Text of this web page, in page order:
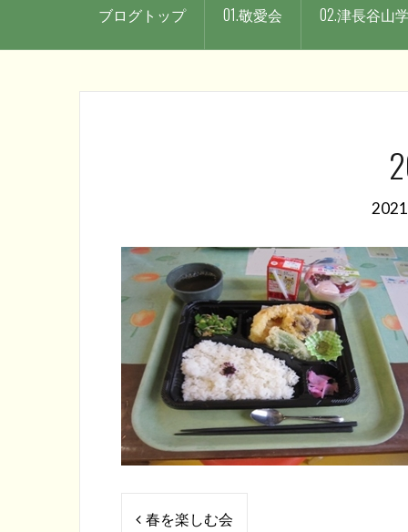
ブログトップ 01.敬愛会 02.津長谷山
投春を楽しむ会